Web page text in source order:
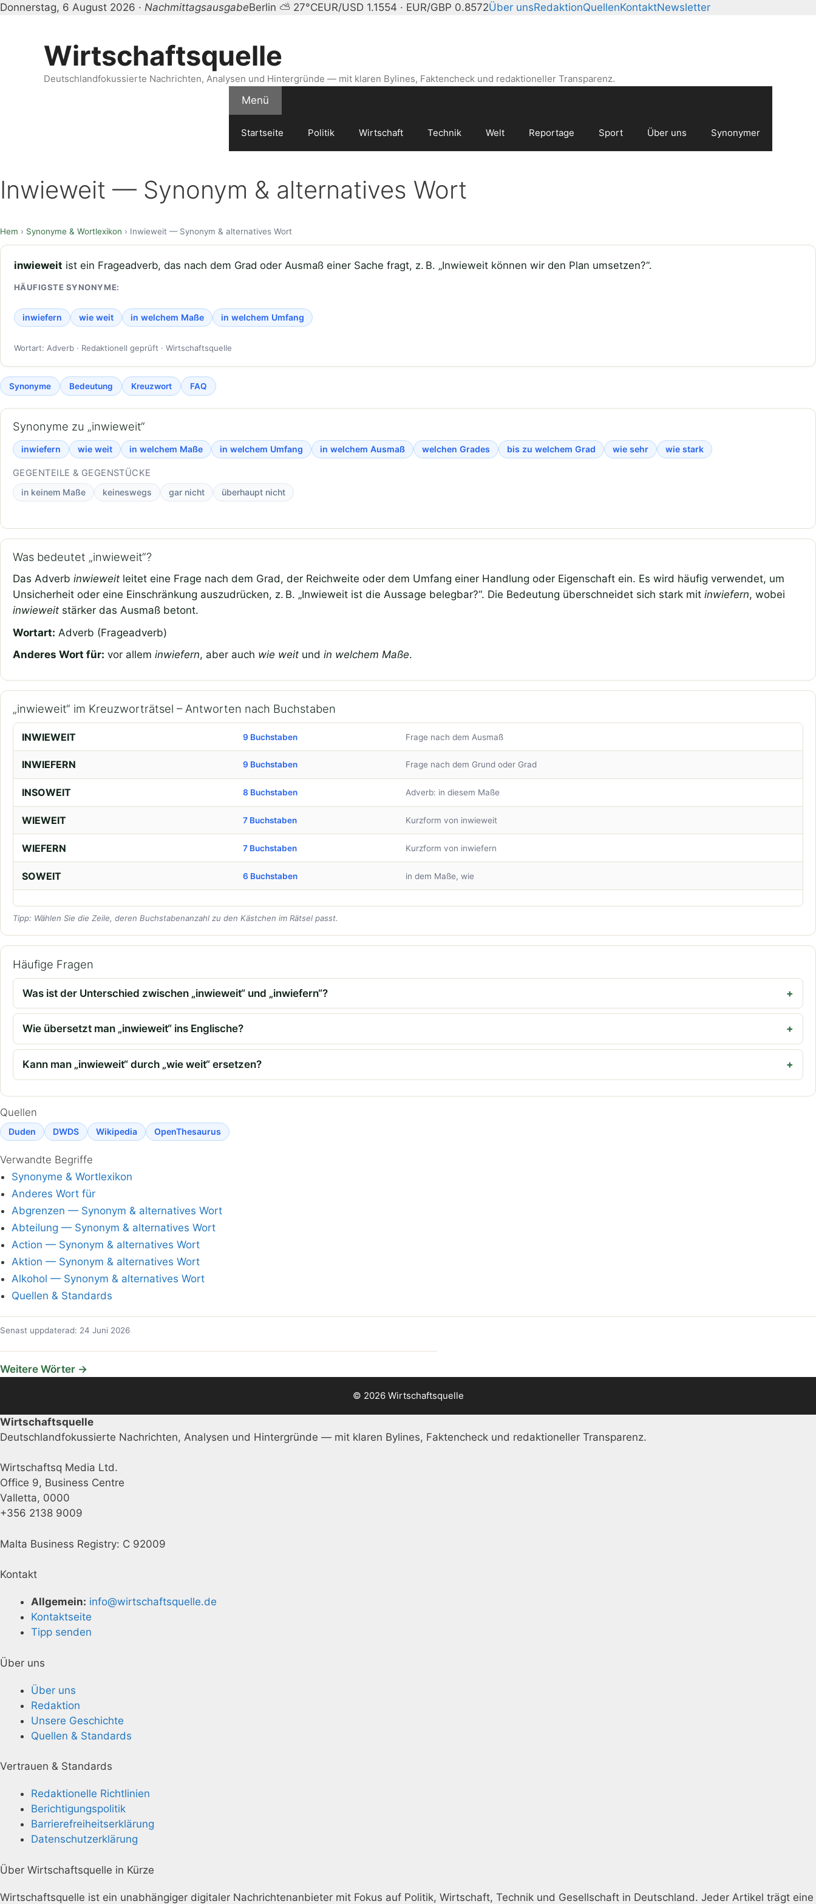
Donnerstag, 6 August 2026 · NachmittagsausgabeBerlin ⛅ 27°CEUR/USD 1.1554 · EUR/GBP 0.8572Über unsRedaktionQuellenKontaktNewsletter
Wirtschaftsquelle
Deutschlandfokussierte Nachrichten, Analysen und Hintergründe — mit klaren Bylines, Faktencheck und redaktioneller Transparenz.
Menü
Startseite Politik Wirtschaft Technik Welt Reportage Sport Über uns Synonymer
Inwieweit — Synonym & alternatives Wort
Hem › Synonyme & Wortlexikon › Inwieweit — Synonym & alternatives Wort
inwieweit ist ein Frageadverb, das nach dem Grad oder Ausmaß einer Sache fragt, z. B. „Inwieweit können wir den Plan umsetzen?“.
HÄUFIGSTE SYNONYME:
inwiefern wie weit in welchem Maße in welchem Umfang
Wortart: Adverb · Redaktionell geprüft · Wirtschaftsquelle
Synonyme Bedeutung Kreuzwort FAQ
Synonyme zu „inwieweit“
inwiefern wie weit in welchem Maße in welchem Umfang in welchem Ausmaß welchen Grades bis zu welchem Grad wie sehr wie stark
GEGENTEILE & GEGENSTÜCKE
in keinem Maße keineswegs gar nicht überhaupt nicht
Was bedeutet „inwieweit“?
Das Adverb inwieweit leitet eine Frage nach dem Grad, der Reichweite oder dem Umfang einer Handlung oder Eigenschaft ein. Es wird häufig verwendet, um
Unsicherheit oder eine Einschränkung auszudrücken, z. B. „Inwieweit ist die Aussage belegbar?“. Die Bedeutung überschneidet sich stark mit inwiefern, wobei
inwieweit stärker das Ausmaß betont.
Wortart: Adverb (Frageadverb)
Anderes Wort für: vor allem inwiefern, aber auch wie weit und in welchem Maße.
„inwieweit“ im Kreuzworträtsel – Antworten nach Buchstaben
INWIEWEIT 9 Buchstaben Frage nach dem Ausmaß
INWIEFERN 9 Buchstaben Frage nach dem Grund oder Grad
INSOWEIT 8 Buchstaben Adverb: in diesem Maße
WIEWEIT 7 Buchstaben Kurzform von inwieweit
WIEFERN 7 Buchstaben Kurzform von inwiefern
SOWEIT 6 Buchstaben in dem Maße, wie
Tipp: Wählen Sie die Zeile, deren Buchstabenanzahl zu den Kästchen im Rätsel passt.
Häufige Fragen
Was ist der Unterschied zwischen „inwieweit“ und „inwiefern“?
Wie übersetzt man „inwieweit“ ins Englische?
Kann man „inwieweit“ durch „wie weit“ ersetzen?
Quellen
Duden DWDS Wikipedia OpenThesaurus
Verwandte Begriffe
Synonyme & Wortlexikon
Anderes Wort für
Abgrenzen — Synonym & alternatives Wort
Abteilung — Synonym & alternatives Wort
Action — Synonym & alternatives Wort
Aktion — Synonym & alternatives Wort
Alkohol — Synonym & alternatives Wort
Quellen & Standards
Senast uppdaterad: 24 Juni 2026
Weitere Wörter →
© 2026 Wirtschaftsquelle
Wirtschaftsquelle
Deutschlandfokussierte Nachrichten, Analysen und Hintergründe — mit klaren Bylines, Faktencheck und redaktioneller Transparenz.
Wirtschaftsq Media Ltd.
Office 9, Business Centre
Valletta, 0000
+356 2138 9009
Malta Business Registry: C 92009
Kontakt
Allgemein: info@wirtschaftsquelle.de
Kontaktseite
Tipp senden
Über uns
Über uns
Redaktion
Unsere Geschichte
Quellen & Standards
Vertrauen & Standards
Redaktionelle Richtlinien
Berichtigungspolitik
Barrierefreiheitserklärung
Datenschutzerklärung
Über Wirtschaftsquelle in Kürze
Wirtschaftsquelle ist ein unabhängiger digitaler Nachrichtenanbieter mit Fokus auf Politik, Wirtschaft, Technik und Gesellschaft in Deutschland. Jeder Artikel trägt eine